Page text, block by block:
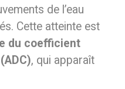
de l’eau
Cette atteinte est
du coefficient
, qui apparaît